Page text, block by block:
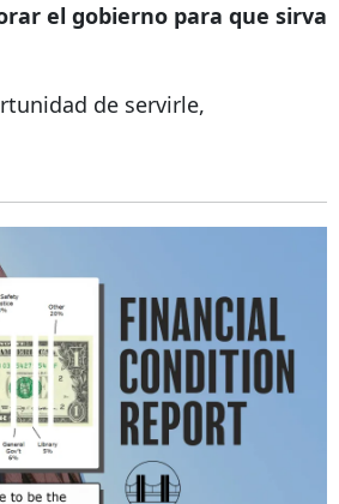
el gobierno para que sirva
de servirle,